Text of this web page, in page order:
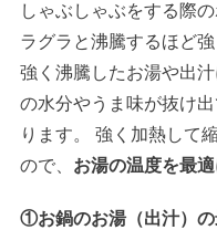
しゃぶしゃぶをする際
ラグラと沸騰するほど
強く沸騰したお湯や出
の水分やうま味が抜け
ります。 強く加熱して
ので、 お湯の温度を最
①お鍋のお湯（出汁）の